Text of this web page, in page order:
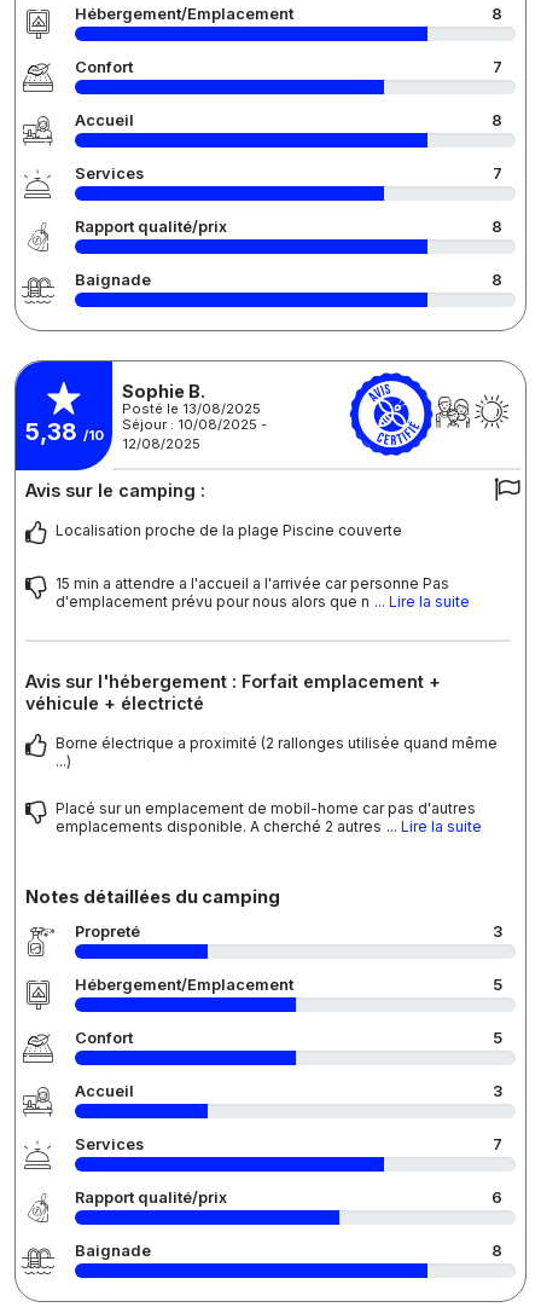
Hébergement/Emplacement 8
Confort 7
Accueil 8
Services 7
Rapport qualité/prix 8
Baignade 8
5,38 /10
Sophie B.
Posté le 13/08/2025
Séjour : 10/08/2025 -
12/08/2025
Avis sur le camping :
Localisation proche de la plage Piscine couverte
15 min a attendre a l'accueil a l'arrivée car personne Pas
d'emplacement prévu pour nous alors que n ... Lire la suite
Avis sur l'hébergement : Forfait emplacement +
véhicule + électricté
Borne électrique a proximité (2 rallonges utilisée quand même
...)
Placé sur un emplacement de mobil-home car pas d'autres
emplacements disponible. A cherché 2 autres ... Lire la suite
Notes détaillées du camping
Propreté 3
Hébergement/Emplacement 5
Confort 5
Accueil 3
Services 7
Rapport qualité/prix 6
Baignade 8